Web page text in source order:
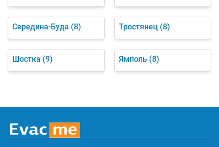
Середина-Буда (8) Тростянец (8)
Шостка (9) Ямполь (8)